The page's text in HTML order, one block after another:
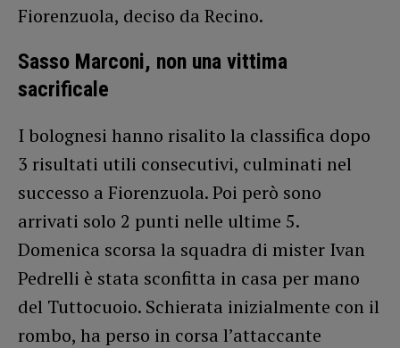
Fiorenzuola, deciso da Recino.
Sasso Marconi, non una vittima
sacrificale
I bolognesi hanno risalito la classifica dopo
3 risultati utili consecutivi, culminati nel
successo a Fiorenzuola. Poi però sono
arrivati solo 2 punti nelle ultime 5.
Domenica scorsa la squadra di mister Ivan
Pedrelli è stata sconfitta in casa per mano
del Tuttocuoio. Schierata inizialmente con il
rombo, ha perso in corsa l’attaccante